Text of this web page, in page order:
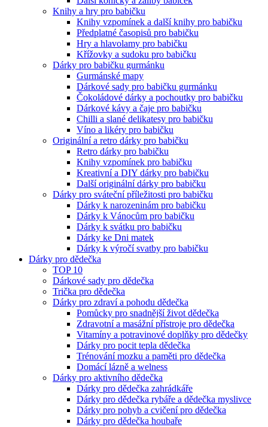
Knihy a hry pro babičku
Knihy vzpomínek a další knihy pro babičku
Předplatné časopisů pro babičku
Hry a hlavolamy pro babičku
Křížovky a sudoku pro babičku
Dárky pro babičku gurmánku
Gurmánské mapy
Dárkové sady pro babičku gurmánku
Čokoládové dárky a pochoutky pro babičku
Dárkové kávy a čaje pro babičku
Chilli a slané delikatesy pro babičku
Víno a likéry pro babičku
Originální a retro dárky pro babičku
Retro dárky pro babičku
Knihy vzpomínek pro babičku
Kreativní a DIY dárky pro babičku
Další originální dárky pro babičku
Dárky pro sváteční příležitosti pro babičku
Dárky k narozeninám pro babičku
Dárky k Vánocům pro babičku
Dárky k svátku pro babičku
Dárky ke Dni matek
Dárky k výročí svatby pro babičku
Dárky pro dědečka
TOP 10
Dárkové sady pro dědečka
Trička pro dědečka
Dárky pro zdraví a pohodu dědečka
Pomůcky pro snadnější život dědečka
Zdravotní a masážní přístroje pro dědečka
Vitamíny a potravinové doplňky pro dědečky
Dárky pro pocit tepla dědečka
Trénování mozku a paměti pro dědečka
Domácí lázně a welness
Dárky pro aktivního dědečka
Dárky pro dědečka zahrádkáře
Dárky pro dědečka rybáře a dědečka myslivce
Dárky pro pohyb a cvičení pro dědečka
Dárky pro dědečka houbaře